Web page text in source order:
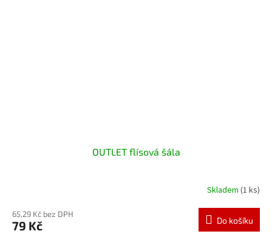
OUTLET flísová šála
Skladem (1 ks)
65,29 Kč bez DPH
79 Kč Do košíku